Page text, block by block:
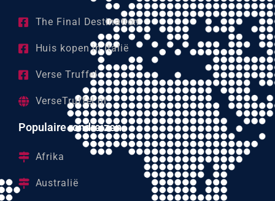
The Final Destination
Huis kopen in Italië
Verse Truffel
VerseTruffel.nl
Populaire rondreizen
Afrika
Australië